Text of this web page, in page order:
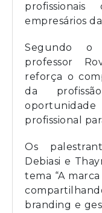
empresários
Segundo o
professor
reforça o
da
oportunidade
profissional
Os
Debiasi e
tema “A
branding e